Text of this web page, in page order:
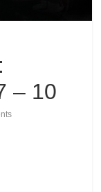
– 10